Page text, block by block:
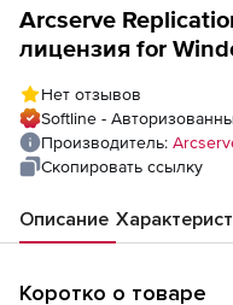
Arcserve
лицензия for
Enterprise на 1 год
Нет отзывов
Softline -
Производитель:
Скопировать ссылку
Описание
Коротко о товаре